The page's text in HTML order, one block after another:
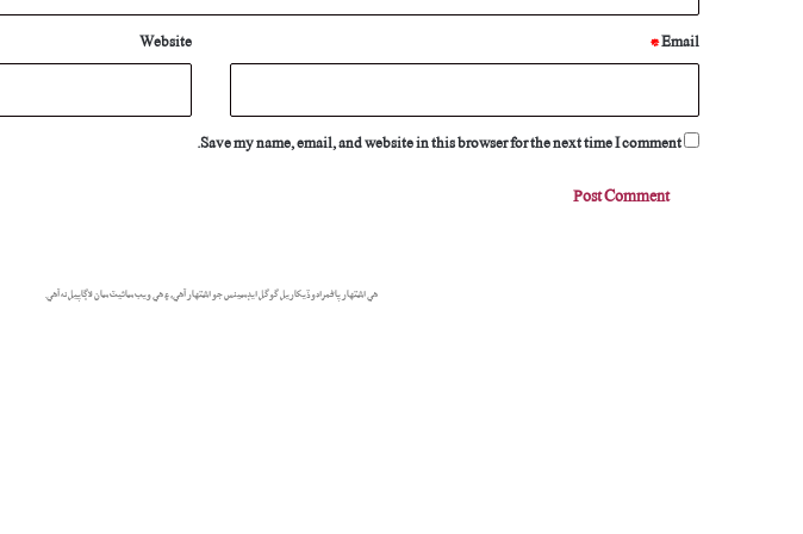
Email
*
Website
Save my name, email, and website in this browser for the next time I comment.
هي اشتهار پاڻمرادو ڏيکاريل گوگل ايڊسينس جو اشتهار آهي، ۽ هي ويب سائيٽ سان لاڳاپيل نه آهي.